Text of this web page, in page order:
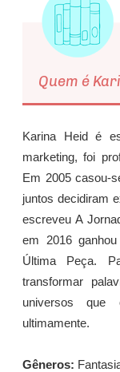
Quem é
Karina Heid é
marketing, foi
Em 2005 casou-
juntos decidiram
escreveu A
em 2016
Última Peça.
transformar
universos
ultimamente.
Gêneros: